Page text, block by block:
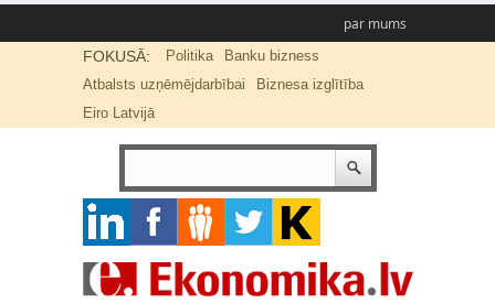
par mums
FOKUSĀ: Politika
Banku bizness
Atbalsts uzņēmējdarbībai
Biznesa izglītība
Eiro Latvijā